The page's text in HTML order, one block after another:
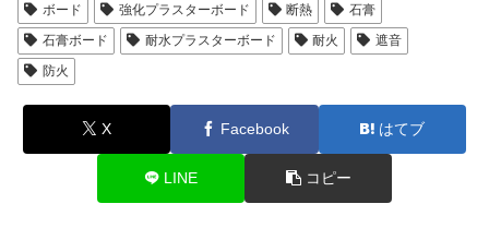
ボード
強化プラスターボード 断熱
石膏
石膏ボード
耐水プラスターボード 耐火
遮音
防火
X Facebook はてブ
LINE コピー